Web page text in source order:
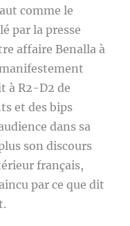
comme le
par la presse
affaire Benalla à
à R2-D2 de
et des bips
dans sa
son discours
français,
par ce que dit